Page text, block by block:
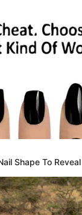
Shape To